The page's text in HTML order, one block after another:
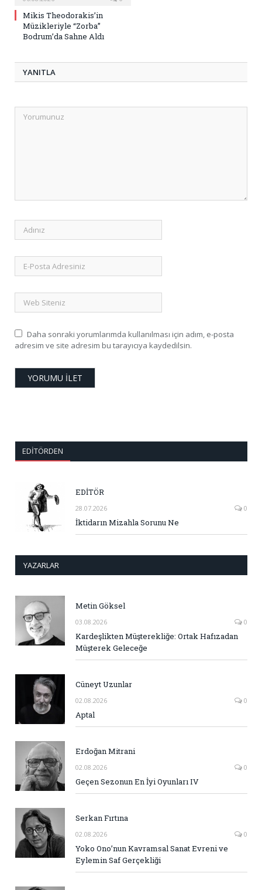
Mikis Theodorakis’in
Müzikleriyle “Zorba”
Bodrum’da Sahne Aldı
YANITLA
Daha sonraki yorumlarımda kullanılması için adım, e-posta
adresim ve site adresim bu tarayıcıya kaydedilsin.
EDITÖRDEN
EDİTÖR
28.07.2026 0
İktidarın Mizahla Sorunu Ne
YAZARLAR
Metin Göksel
03.08.2026 0
Kardeşlikten Müşterekliğe: Ortak Hafızadan
Müşterek Geleceğe
Cüneyt Uzunlar
02.08.2026 0
Aptal
Erdoğan Mitrani
02.08.2026 0
Geçen Sezonun En İyi Oyunları IV
Serkan Fırtına
02.08.2026 0
Yoko Ono’nun Kavramsal Sanat Evreni ve
Eylemin Saf Gerçekliği